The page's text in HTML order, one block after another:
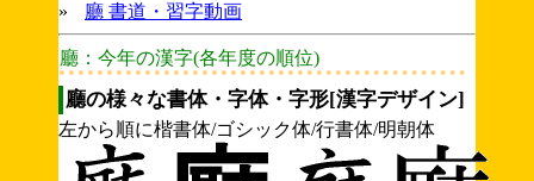
» 廳 書道・習字動画
廳：今年の漢字(各年度の順位)
廳の様々な書体・字体・字形[漢字デザイン]
左から順に楷書体/ゴシック体/行書体/明朝体